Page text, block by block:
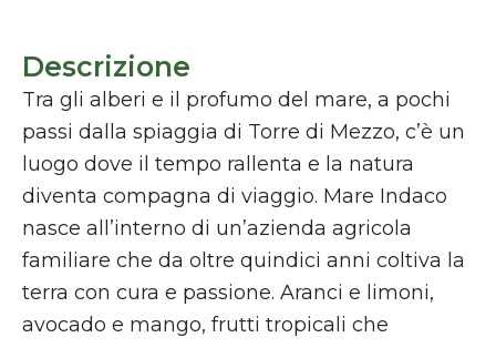
Descrizione
Tra gli alberi e il profumo del mare, a pochi
passi dalla spiaggia di Torre di Mezzo, c’è un
luogo dove il tempo rallenta e la natura
diventa compagna di viaggio. Mare Indaco
nasce all’interno di un’azienda agricola
familiare che da oltre quindici anni coltiva la
terra con cura e passione. Aranci e limoni,
avocado e mango, frutti tropicali che